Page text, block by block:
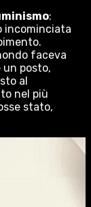
:
incominciata
faceva
un posto,
al
nel più
stato,